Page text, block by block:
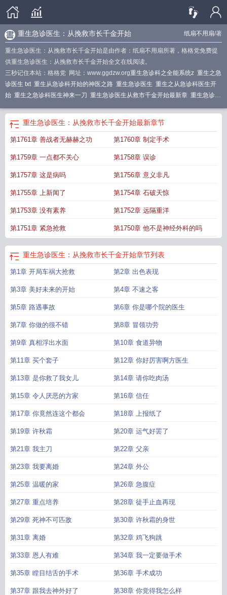
纸扇不用扇/著
重生急诊医生：从挽救市长千金开始
重生急诊医生：从挽救市长千金开始是由作者：纸扇不用扇所著，格格党免费提
供重生急诊医生：从挽救市长千金开始全文在线阅读。
三秒记住本站：格格党 网址：www.ggdzw.org重生急诊科之全能系统z 重生之急
诊医生 txt 重生从急诊科开始的神医之路 重生急诊医生 重生之从急诊科医生开
始 重生之急诊科医生神来一刀 重生急诊医生从救市千金开始最新章 重生急诊科
千金开始笔趣阁全文 重生急诊室 重生之超级急诊医生 穿越或重生到急诊医
生 重生急诊医生米子轩
诊科医生的 重生之急诊科医生txt 重生急诊科医生之何建一重生之急救医生
科医生之系统
重生急诊医生从救市千金开始正版 重生急诊医生3Q中文网
到急诊科的 重生急诊科医生之圣手 急诊科医生重生穿越重生急诊科医生
生急诊医生女主名字叫啥
重生急诊医生阅读 重生急珍科医生
之重生之急诊室主角重生急诊科医生
重生急诊医生从救市千金开始诚信莱
生之我是何建一重生急诊医生笔趣阁 从急诊医生
重生急诊医生：从挽救市长千金开始最新章节
第1761章 善战者无赫赫之功 第1760章 制定手术
第1759章 一点都不关心 第1758章 误诊
第1757章 这是病吗 第1756章 意义非凡
第1755章 上新闻了 第1754章 石破天惊
第1753章 没有素养 第1752章 远隔重洋
第1751章 紧急抢救 第1750章 他不是神经外科的吗
重生急诊医生：从挽救市长千金开始章节列表
第1章 开局车祸大抢救 第2章 出色表现
第3章 美好未来的开始 第4章 不速之客
第5章 路遇事故 第6章 你是哪个院的医生
第7章 你做的很不错 第8章 冒领功劳
第9章 真相浮出水面 第10章 食道异物
第11章 买个套子 第12章 你好厉害啊方医生
第13章 是你救了我女儿 第14章 请你吃肉汤
第15章 令人厌恶的方家 第16章 信任
第17章 你竟然连这个都会 第18章 上报纸了
第19章 许秋霜 第20章 运气好罢了
第21章 我主刀 第22章 父亲
第23章 我要离婚 第24章 外公
第25章 温暖的家 第26章 急腹症
第27章 重点培养 第28章 徒手止血再现
第29章 死神不可匹敌 第30章 许秋霜的身世
第31章 离婚 第32章 鸡飞狗跳
第33章 恩人有难 第34章 我一定要做手术
第35章 瞠目结舌的手术 第36章 手术成功
第37章 跟我去神外好了 第38章 你觉得我怎么样